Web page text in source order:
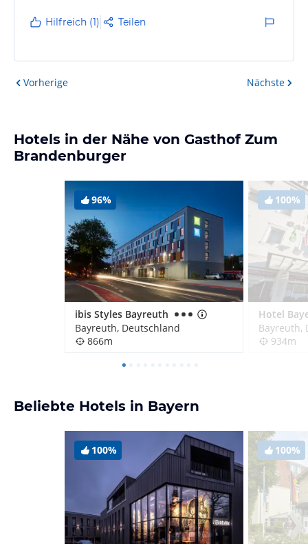
Hilfreich (1) Teilen
Vorherige Nächste
Hotels in der Nähe von Gasthof Zum
Brandenburger
96%
ibis Styles Bayreuth
Bayreuth, Deutschland
866m
100%
Bayreuth,
934m
Beliebte Hotels in Bayern
100% 100%